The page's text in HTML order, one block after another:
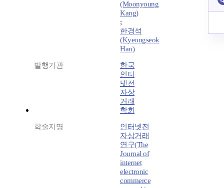
(Moonyoung
Kang)
;
한경석
(Kyeongseok
Han)
발행기관
한국
인터
넷전
자상
거래
학회
학술지명
인터넷전
자상거래
연구(The
Journal of
internet
electronic
commerce